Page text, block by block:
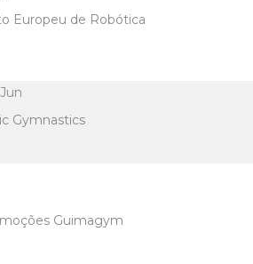
Europeu de Robótica
Gymnastics
Guimagym